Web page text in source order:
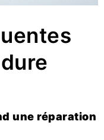
une réparation